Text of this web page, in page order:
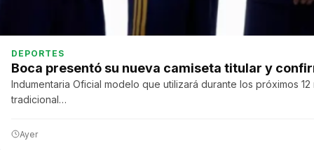
DEPORTES
Boca presentó su nueva camiseta titular y
Indumentaria Oficial modelo que utilizará durante los próximos
tradicional…
Ayer